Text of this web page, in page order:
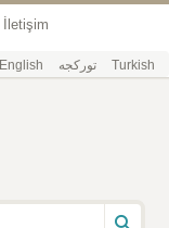
İletişim
English تورکجه Turkish